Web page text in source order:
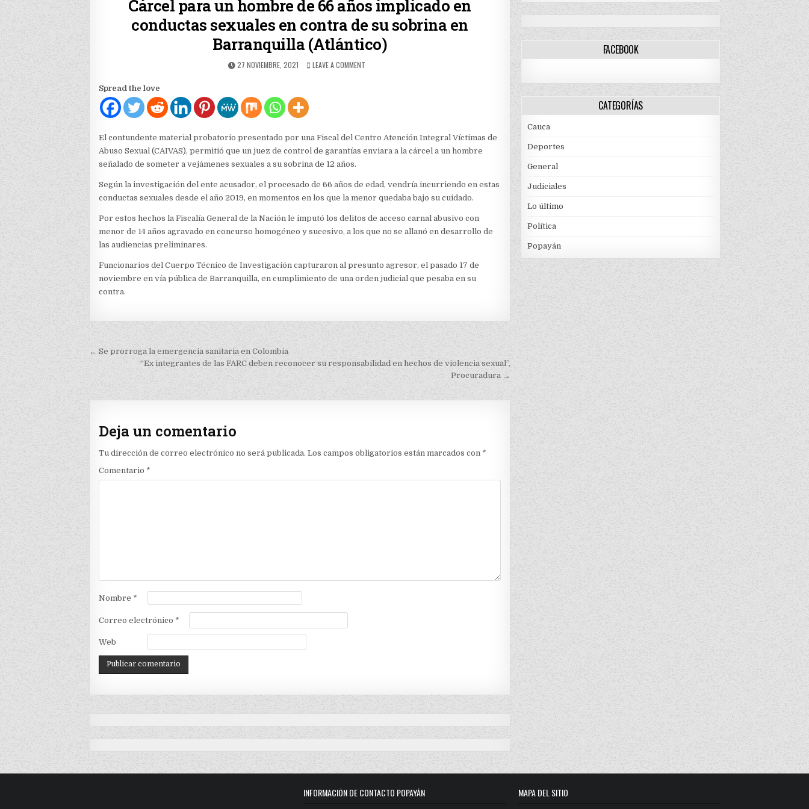
Cárcel para un hombre de 66 años implicado en
conductas sexuales en contra de su sobrina en
Barranquilla (Atlántico)
PUBLISHED
27 NOVIEMBRE, 2021 LEAVE A COMMENT
AÑOS
IMPLICADO
EN
EN
CONTRA
SU
SOBRINA
EN
Spread the love
El contundente material probatorio presentado por una Fiscal del Centro Atención Integral Víctimas de
Abuso Sexual (CAIVAS), permitió que un juez de control de garantías enviara a la cárcel a un hombre
señalado de someter a vejámenes sexuales a su sobrina de 12 años.
Según la investigación del ente acusador, el procesado de 66 años de edad, vendría incurriendo en estas
conductas sexuales desde el año 2019, en momentos en los que la menor quedaba bajo su cuidado.
Por estos hechos la Fiscalía General de la Nación le imputó los delitos de acceso carnal abusivo con
menor de 14 años agravado en concurso homogéneo y sucesivo, a los que no se allanó en desarrollo de
las audiencias preliminares.
Funcionarios del Cuerpo Técnico de Investigación capturaron al presunto agresor, el pasado 17 de
noviembre en vía pública de Barranquilla, en cumplimiento de una orden judicial que pesaba en su
contra.
Navegación
← Se prorroga la emergencia sanitaria en Colombia
“Ex integrantes de las FARC deben reconocer su responsabilidad en hechos de violencia sexual”,
Procuradura →
Deja un comentario
Tu dirección de correo electrónico no será publicada. Los campos obligatorios están marcados con *
Comentario *
Nombre *
Correo electrónico *
Web
FACEBOOK
CATEGORÍAS
Cauca
Deportes
General
Judiciales
Lo último
Política
Popayán
INFORMACIÓN DE CONTACTO POPAYÁN MAPA DEL SITIO